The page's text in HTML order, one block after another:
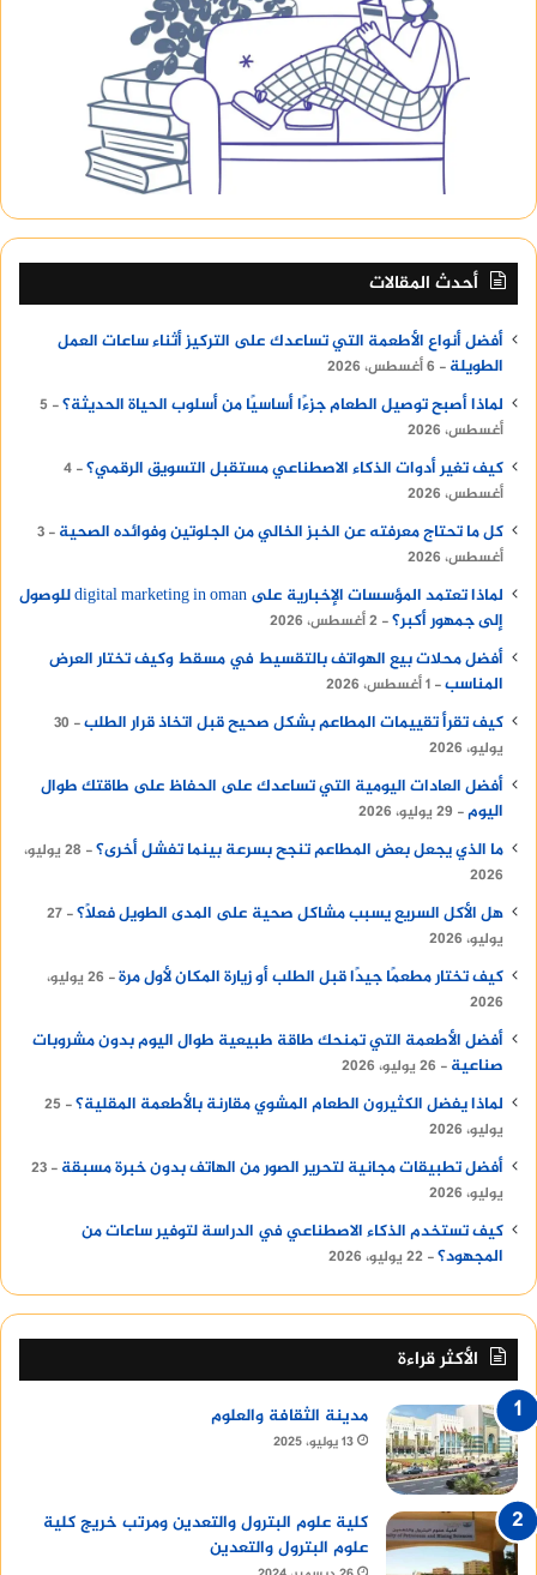
أحدث المقالات
أفضل أنواع الأطعمة التي تساعدك على التركيز أثناء ساعات العمل
الطويلة
6 أغسطس، 2026
لماذا أصبح توصيل الطعام جزءًا أساسيًا من أسلوب الحياة الحديثة؟
5
أغسطس، 2026
كيف تغير أدوات الذكاء الاصطناعي مستقبل التسويق الرقمي؟ 4
أغسطس، 2026
كل ما تحتاج معرفته عن الخبز الخالي من الجلوتين وفوائده الصحية
3
أغسطس، 2026
لماذا تعتمد المؤسسات الإخبارية على digital marketing in oman للوصول
إلى جمهور أكبر؟ 2 أغسطس، 2026
أفضل محلات بيع الهواتف بالتقسيط في مسقط وكيف تختار العرض
المناسب 1 أغسطس، 2026
كيف تقرأ تقييمات المطاعم بشكل صحيح قبل اتخاذ قرار الطلب
30
يوليو، 2026
أفضل العادات اليومية التي تساعدك على الحفاظ على طاقتك طوال
اليوم
29 يوليو، 2026
ما الذي يجعل بعض المطاعم تنجح بسرعة بينما تفشل أخرى؟
28 يوليو،
2026
هل الأكل السريع يسبب مشاكل صحية على المدى الطويل فعلًا؟ 27
يوليو، 2026
كيف تختار مطعمًا جيدًا قبل الطلب أو زيارة المكان لأول مرة
26 يوليو،
2026
أفضل الأطعمة التي تمنحك طاقة طبيعية طوال اليوم بدون مشروبات
صناعية
26 يوليو، 2026
لماذا يفضل الكثيرون الطعام المشوي مقارنة بالأطعمة المقلية؟
25
يوليو، 2026
أفضل تطبيقات مجانية لتحرير الصور من الهاتف بدون خبرة مسبقة
23
يوليو، 2026
كيف تستخدم الذكاء الاصطناعي في الدراسة لتوفير ساعات من
المجهود؟ 22 يوليو، 2026
الأكثر قراءة
مدينة الثقافة والعلوم
13 يوليو، 2025
كلية علوم البترول والتعدين ومرتب خريج كلية
علوم البترول والتعدين